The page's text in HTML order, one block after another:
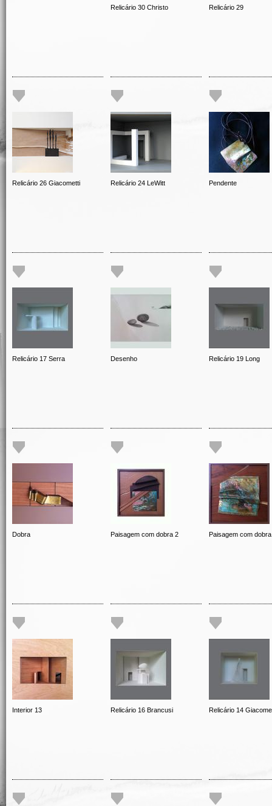
Relicário 30 Christo Relicário 29
Relicário 26 Giacometti Relicário 24 LeWitt Pendente
Relicário 17 Serra Desenho Relicário 19 Long
Dobra Paisagem com dobra 2 Paisagem com
Interior 13 Relicário 16 Brancusi Relicário 14